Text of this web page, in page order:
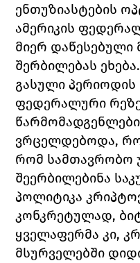
ენთუზიასტების
ამერიკის
მიერ დაწესებული
შერბილებას ეხება.
გასული პერიოდის
ფედერალური
ვრცელდებოდა,
რომ სამთავრობო
შეერბილებინა
პოლიტიკა
კონკრეტულად,
ყველაფერმა კი,
მსურველებში